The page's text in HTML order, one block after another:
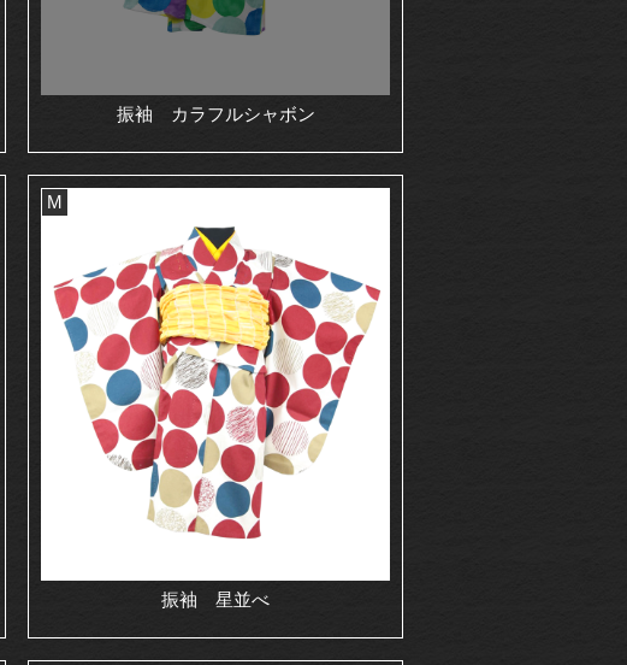
振袖 カラフルシャボン
M
振袖 星並べ